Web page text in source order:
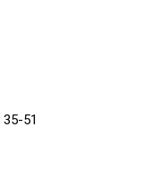
35-51